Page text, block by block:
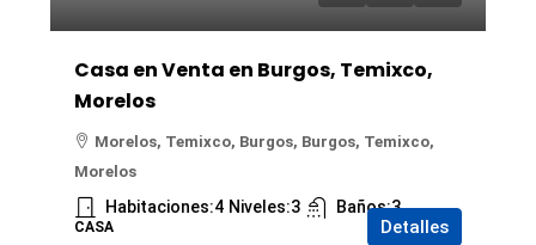
Casa en Venta en Burgos, Temixco,
Morelos
Morelos, Temixco, Burgos, Burgos, Temixco,
Morelos
Habitaciones:4 Niveles:3 Baños:3
CASA Detalles